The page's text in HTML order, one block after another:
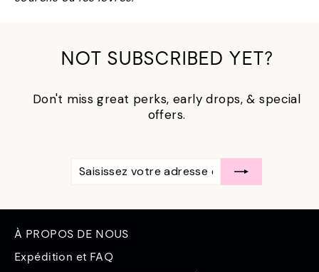
NOT SUBSCRIBED YET?
Don't miss great perks, early drops, & special
offers.
SAISISSEZ
VOTRE
ADRESSE
S'ABONNER
À PROPOS DE NOUS
Expédition et FAQ